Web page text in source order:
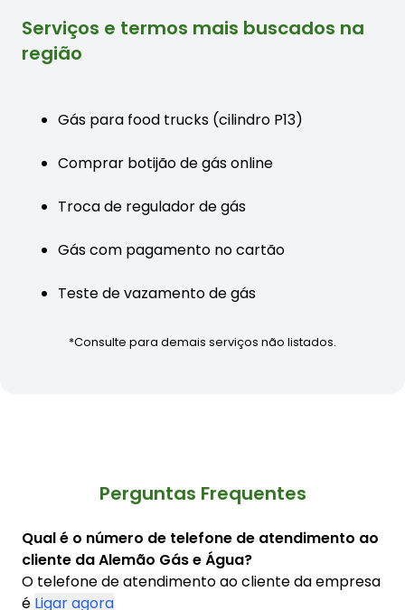
Serviços e termos mais buscados na
região
Gás para food trucks (cilindro P13)
Comprar botijão de gás online
Troca de regulador de gás
Gás com pagamento no cartão
Teste de vazamento de gás
*Consulte para demais serviços não listados.
Perguntas Frequentes
Qual é o número de telefone de atendimento ao
cliente da Alemão Gás e Água?
O telefone de atendimento ao cliente da empresa
é Ligar agora